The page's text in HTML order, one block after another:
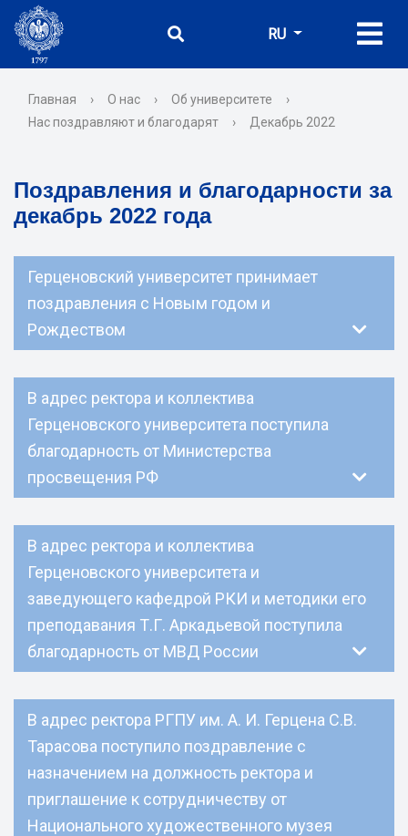
RU
Главная › О нас › Об университете
›
Нас поздравляют и благодарят
› Декабрь 2022
Поздравления и благодарности за
декабрь 2022 года
Герценовский университет принимает
поздравления с Новым годом и
Рождеством
В адрес ректора и коллектива
Герценовского университета поступила
благодарность от Министерства
просвещения РФ
В адрес ректора и коллектива
Герценовского университета и
заведующего кафедрой РКИ и методики его
преподавания Т.Г. Аркадьевой поступила
благодарность от МВД России
В адрес ректора РГПУ им. А. И. Герцена С.В.
Тарасова поступило поздравление с
назначением на должность ректора и
приглашение к сотрудничеству от
Национального художественного музея